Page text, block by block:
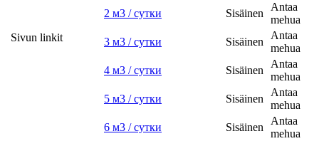
Sivun linkit
2 м3 / сутки
Sisäinen
Antaa
mehua
3 м3 / сутки
Sisäinen
Antaa
mehua
4 м3 / сутки
Sisäinen
Antaa
mehua
5 м3 / сутки
Sisäinen
Antaa
mehua
6 м3 / сутки
Sisäinen
Antaa
mehua